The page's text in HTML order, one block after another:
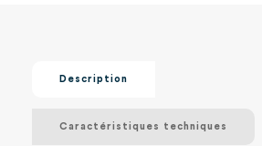
Description
Caractéristiques techniques